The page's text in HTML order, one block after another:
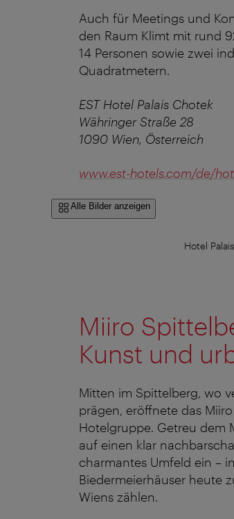
Auch für Meetings und
den Raum Klimt mit rund
14 Personen sowie zwei
Quadratmetern.
EST Hotel Palais Chotek
Währinger Straße 28
1090 Wien, Österreich
www.est-hotels.com/de/
Alle Bilder anzeigen
Hotel
Miiro
Kunst und
Mitten im Spittelberg, wo
prägen, eröffnete das
Hotelgruppe. Getreu dem
auf einen klar
charmantes Umfeld ein –
Biedermeierhäuser heute
Wiens zählen.